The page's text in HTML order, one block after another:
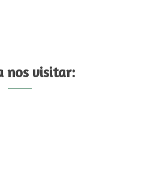
nos visitar: